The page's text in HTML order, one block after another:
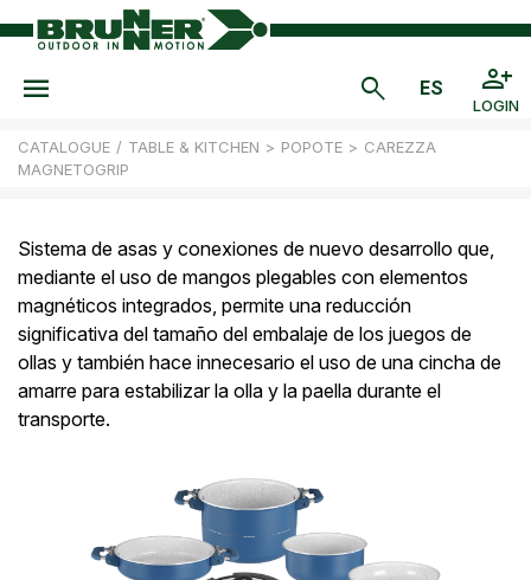
LOGIN
CATALOGUE / TABLE & KITCHEN > POPOTE > CAREZZA
MAGNETOGRIP
Sistema de asas y conexiones de nuevo desarrollo que,
mediante el uso de mangos plegables con elementos
magnéticos integrados, permite una reducción
significativa del tamaño del embalaje de los juegos de
ollas y también hace innecesario el uso de una cincha de
amarre para estabilizar la olla y la paella durante el
transporte.